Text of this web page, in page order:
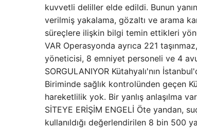
kuvvetli deliller elde edildi. Bunun
verilmiş yakalama, gözaltı ve arama
süreçlere ilişkin bilgi temin ettikleri
VAR Operasyonda ayrıca 221
yöneticisi, 8 emniyet personeli ve 4
SORGULANIYOR Kütahyalı'nın
Biriminde sağlık kontrolünden geçen
hareketlilik yok. Bir yanlış anlaşılma
SİTEYE ERİŞİM ENGELİ Öte yandan,
kullanıldığı değerlendirilen 8 bin 500